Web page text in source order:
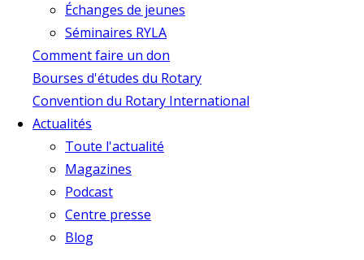
Échanges de jeunes
Séminaires RYLA
Comment faire un don
Bourses d'études du Rotary
Convention du Rotary International
Actualités
Toute l'actualité
Magazines
Podcast
Centre presse
Blog